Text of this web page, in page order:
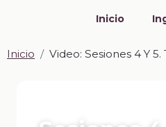
Inicio
Inicio Video: Sesiones 4 Y